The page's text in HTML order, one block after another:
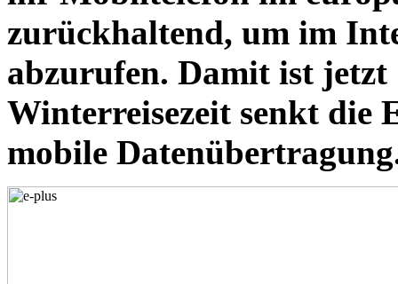
zurückhaltend, um im
abzurufen. Damit ist
Winterreisezeit senkt die
mobile